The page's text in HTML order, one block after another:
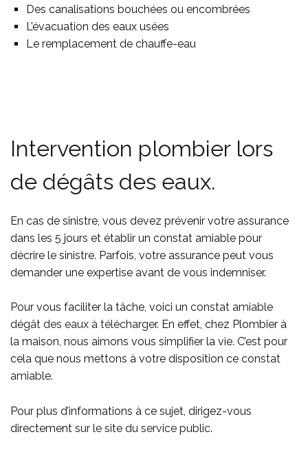
Des canalisations bouchées ou encombrées
L’évacuation des eaux usées
Le remplacement de chauffe-eau
Intervention plombier lors
de dégâts des eaux.
En cas de sinistre, vous devez prévenir votre assurance
dans les 5 jours et établir un constat amiable pour
décrire le sinistre. Parfois, votre assurance peut vous
demander une expertise avant de vous indemniser.
Pour vous faciliter la tâche, voici un constat amiable
dégât des eaux à télécharger. En effet, chez Plombier à
la maison, nous aimons vous simplifier la vie. C’est pour
cela que nous mettons à votre disposition ce constat
amiable.
Pour plus d’informations à ce sujet, dirigez-vous
directement sur le site du service public.